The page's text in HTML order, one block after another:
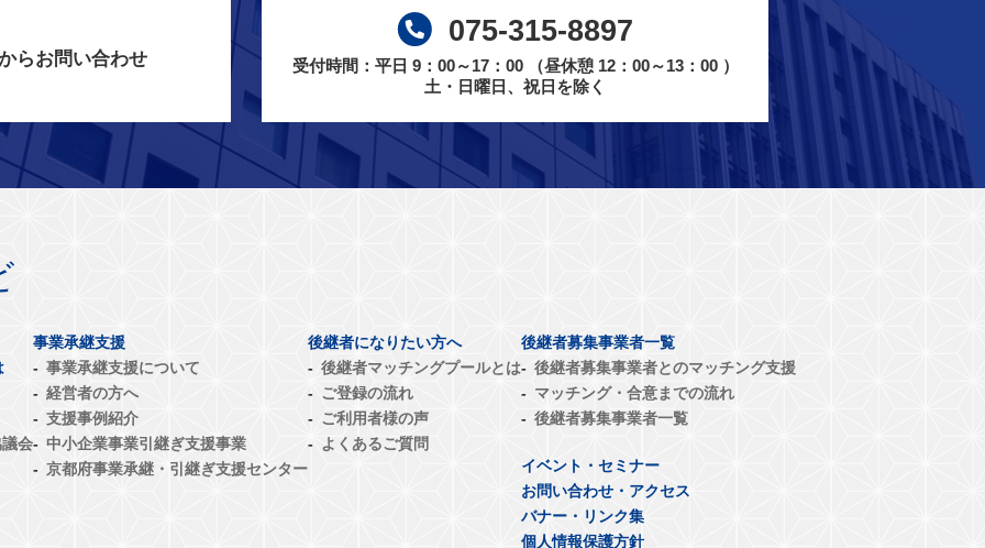
らお問い合わせ
075-315-8897
受付時間：平日 9：00～17：00
（昼休憩 12：00～13：00 ）
土・日曜日、祝日を除く
会
事業承継支援
事業承継支援について
経営者の方へ
支援事例紹介
中小企業事業引継ぎ支援事業
京都府事業承継・引継ぎ支援センター
後継者になりたい方へ
後継者マッチングプールとは
ご登録の流れ
ご利用者様の声
よくあるご質問
後継者募集事業者一覧
後継者募集事業者とのマッチング支援
マッチング・合意までの流れ
後継者募集事業者一覧
イベント・セミナー
お問い合わせ・アクセス
バナー・リンク集
個人情報保護方針